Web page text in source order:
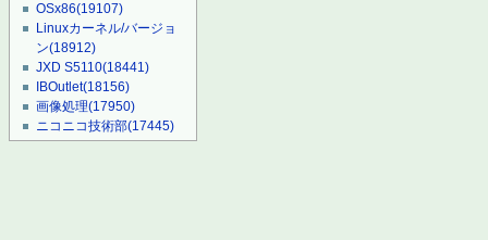
OSx86(19107)
Linuxカーネル/バージョ
ン(18912)
JXD S5110(18441)
IBOutlet(18156)
画像処理(17950)
ニコニコ技術部(17445)